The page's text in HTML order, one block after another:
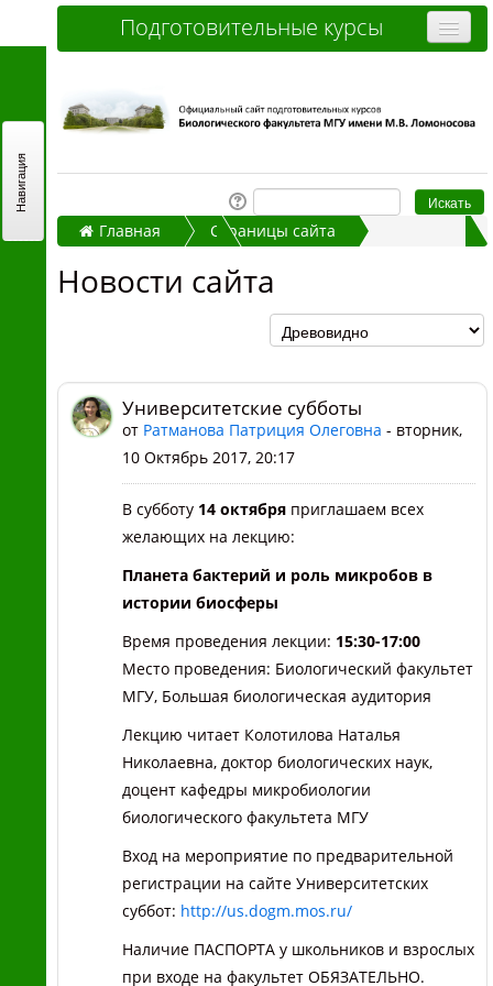
Подготовительные курсы
Дистанционные курсы
Как записаться и оплатить
Контакты
Часто задаваемые вопросы
Вы не вошли в систему (Вход)
Главная
Страницы сайта
Новости сайта
Университетские субботы
от Ратманова Патриция Олеговна - вторник,
10 Октябрь 2017, 20:17
В субботу 14 октября приглашаем всех
желающих на лекцию:
Планета бактерий и роль микробов в
истории биосферы
Время проведения лекции: 15:30-17:00
Место проведения: Биологический факультет
МГУ, Большая биологическая аудитория
Лекцию читает Колотилова Наталья
Николаевна, доктор биологических наук,
доцент кафедры микробиологии
биологического факультета МГУ
Вход на мероприятие по предварительной
регистрации на сайте Университетских
суббот: http://us.dogm.mos.ru/
Наличие ПАСПОРТА у школьников и взрослых
при входе на факультет ОБЯЗАТЕЛЬНО.
Навигация